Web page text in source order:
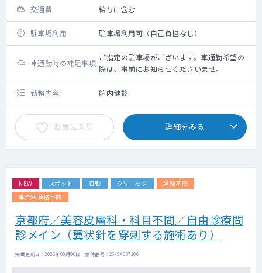
交通費 給与に含む
駐車場利用 駐車場利用可（自己負担なし）
車通勤時の補足事項
ご指定の駐車場がございます。車通勤希望の
際は、事前にお知らせくださいませ。
勤務内容 院内健診
お気に入り 詳細をみる
NEW スポット 日勤 クリニック
経験不問
専門医資格不問
京都府／美容皮膚科・科目不問／自由診療問
診メイン（翼状針を穿刺する施術あり）
掲載更新日 : 2026年08月06日 案件番号 : 26-SX637206